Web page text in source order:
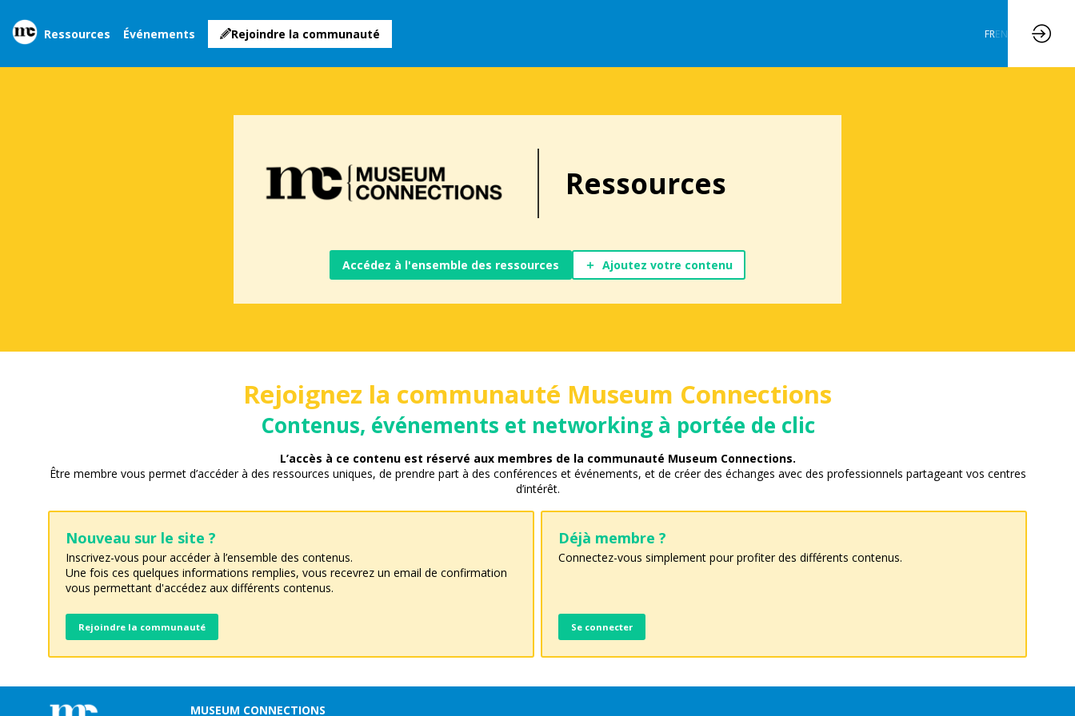
Ressources Événements Rejoindre la communauté FREN
Ressources
Accédez à l'ensemble des ressources Ajoutez votre contenu
Rejoignez la communauté Museum Connections
Contenus, événements et networking à portée de clic
L’accès à ce contenu est réservé aux membres de la communauté Museum Connections.
Être membre vous permet d’accéder à des ressources uniques, de prendre part à des conférences et événements, et de créer des échanges avec des professionnels partageant vos centres
d’intérêt.
Nouveau sur le site ?
Inscrivez-vous pour accéder à l’ensemble des contenus.
Une fois ces quelques informations remplies, vous recevrez un email de confirmation
vous permettant d'accédez aux différents contenus.
Rejoindre la communauté
Déjà membre ?
Connectez-vous simplement pour profiter des différents contenus.
Se connecter
MUSEUM CONNECTIONS